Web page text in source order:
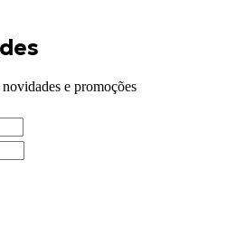
e promoções